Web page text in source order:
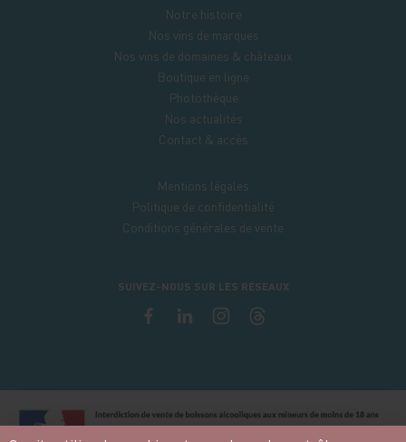
Notre histoire
Nos vins de marques
Nos vins de domaines & châteaux
Boutique en ligne
Photothèque
Nos actualités
Contact & accès
Mentions légales
Politique de confidentialité
Conditions générales de vente
SUIVEZ-NOUS SUR LES RÉSEAUX